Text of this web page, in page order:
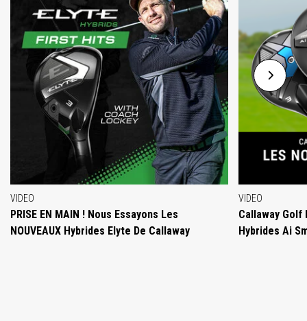
VIDEO
PRISE EN MAIN ! Nous Essayons Les
NOUVEAUX Hybrides Elyte De Callaway
VIDEO
Callaway Golf
Hybrides Ai